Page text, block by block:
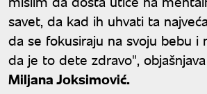
savet, da kad ih uhvati ta
da se fokusiraju na svoju bebu i
da je to dete zdravo",
Miljana Joksimović.